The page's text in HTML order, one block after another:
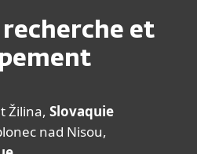
et
Žilina, Slovaquie
nad Nisou,